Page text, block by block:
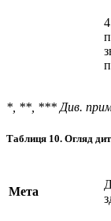
*, **, *** Див.
Таблиця 10. Огляд
Мета